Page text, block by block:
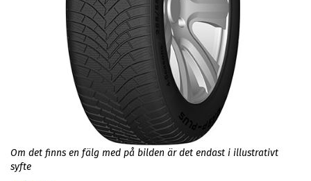
Om det finns en fälg med på bilden är det endast i illustrativt
syfte